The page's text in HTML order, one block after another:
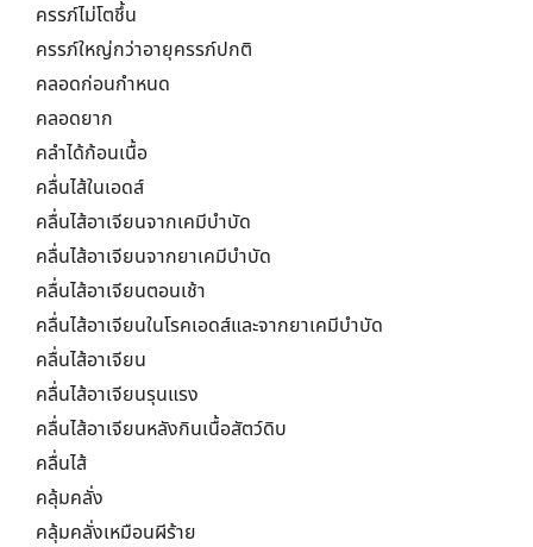
ครรภ์ไม่โตชึ้น
ครรภ์ใหญ่กว่าอายุครรภ์ปกติ
คลอดก่อนกำหนด
คลอดยาก
คลำได้ก้อนเนื้อ
คลื่นไส้ในเอดส์
คลื่นไส้อาเจียนจากเคมีบำบัด
คลื่นไส้อาเจียนจากยาเคมีบำบัด
คลื่นไส้อาเจียนตอนเช้า
คลื่นไส้อาเจียนในโรคเอดส์และจากยาเคมีบำบัด
คลื่นไส้อาเจียน
คลื่นไส้อาเจียนรุนแรง
คลื่นไส้อาเจียนหลังกินเนื้อสัตว์ดิบ
คลื่นไส้
คลุ้มคลั่ง
คลุ้มคลั่งเหมือนผีร้าย